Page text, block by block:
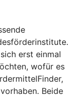
erst einmal
wofür es
Beide